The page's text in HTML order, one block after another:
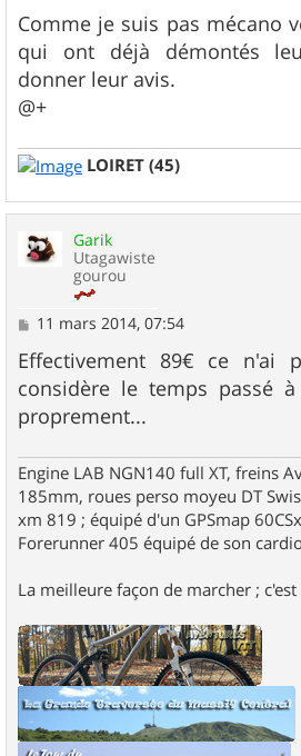
Comme je suis pas mécano
qui ont déjà démontés
donner leur avis.
@+
LOIRET (45)
Garik
Utagawiste
gourou
M
s
s
a
g
e
11 mars 2014, 07:54
Effectivement 89€ ce n'ai
considère le temps passé
proprement...
Engine LAB NGN140 full XT, freins
185mm, roues perso moyeu DT
xm 819 ; équipé d'un GPSmap
Forerunner 405 équipé de son
La meilleure façon de marcher ;